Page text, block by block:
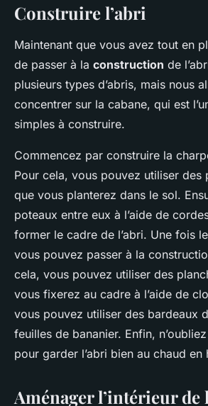
Construire l’abri
Maintenant que vous avez tout en
de passer à la construction de
plusieurs types d’abris, mais nous
concentrer sur la cabane, qui est
simples à construire.
Commencez par construire la
Pour cela, vous pouvez utiliser des
que vous planterez dans le sol.
poteaux entre eux à l’aide de
former le cadre de l’abri. Une fois
vous pouvez passer à la
cela, vous pouvez utiliser des
vous fixerez au cadre à l’aide de
vous pouvez utiliser des bardeaux
feuilles de bananier. Enfin,
pour garder l’abri bien au chaud en
Aménager l’intérieur de